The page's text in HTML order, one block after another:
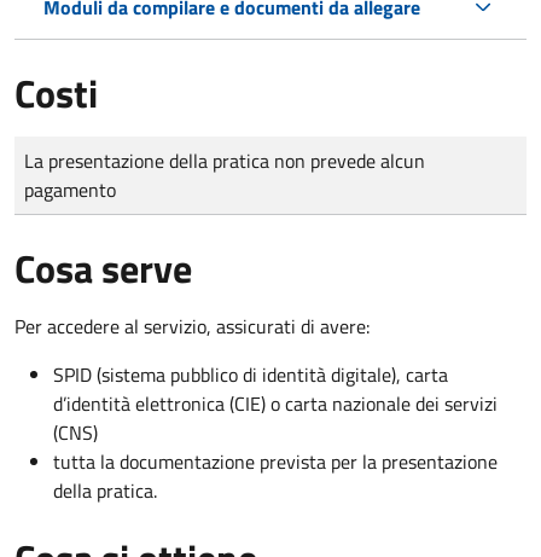
Moduli da compilare e documenti da allegare
Costi
Tipo di pagamento
Importo
La presentazione della pratica non prevede alcun
pagamento
Cosa serve
Per accedere al servizio, assicurati di avere:
SPID (sistema pubblico di identità digitale), carta
d’identità elettronica (CIE) o carta nazionale dei servizi
(CNS)
tutta la documentazione prevista per la presentazione
della pratica.